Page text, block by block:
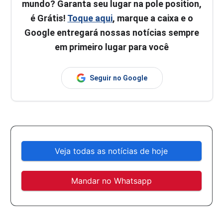
mundo? Garanta seu lugar na pole position,
é Grátis! Toque aqui, marque a caixa e o
Google entregará nossas notícias sempre
em primeiro lugar para você
Seguir no Google
Veja todas as notícias de hoje
Mandar no Whatsapp